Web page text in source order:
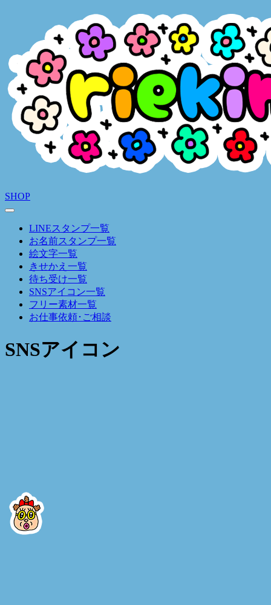
SHOP
LINEスタンプ一覧
お名前スタンプ一覧
絵文字一覧
きせかえ一覧
待ち受け一覧
SNSアイコン一覧
フリー素材一覧
お仕事依頼･ご相談
SNSアイコン